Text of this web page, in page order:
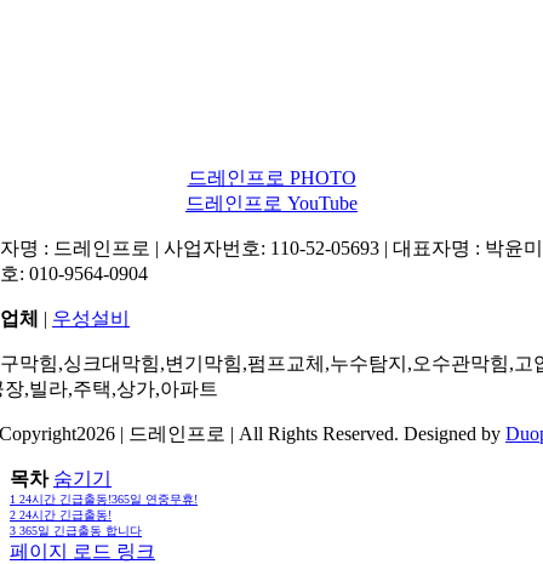
드레인프로 PHOTO
드레인프로 YouTube
명 : 드레인프로 | 사업자번호: 110-52-05693 | 대표자명 : 박윤
: 010-9564-0904
체 | 우성설비
막힘,싱크대막힘,변기막힘,펌프교체,누수탐지,오수관막힘,고
장,빌라,주택,상가,아파트
| 드레인프로 | All Rights Reserved. Designed by
목차 숨기기
1 24시간 긴급출동!365일 연중무휴!
2 24시간 긴급출동!
3 365일 긴급출동 합니다
페이지 로드 링크